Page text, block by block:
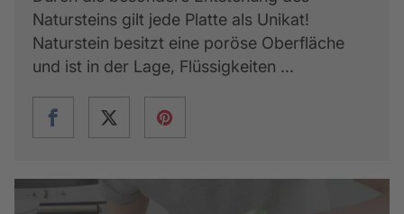
Natursteins gilt jede Platte als Unikat!
Naturstein besitzt eine poröse Oberfläche
und ist in der Lage, Flüssigkeiten ...